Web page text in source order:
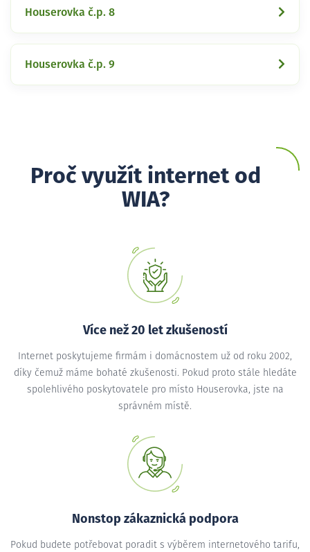
Houserovka č.p. 8
Houserovka č.p. 9
Proč využít internet od
WIA?
Více než 20 let zkušeností
Internet poskytujeme firmám i domácnostem už od roku 2002,
díky čemuž máme bohaté zkušenosti. Pokud proto stále hledáte
spolehlivého poskytovatele pro místo Houserovka, jste na
správném místě.
Nonstop zákaznická podpora
Pokud budete potřebovat poradit s výběrem internetového tarifu,